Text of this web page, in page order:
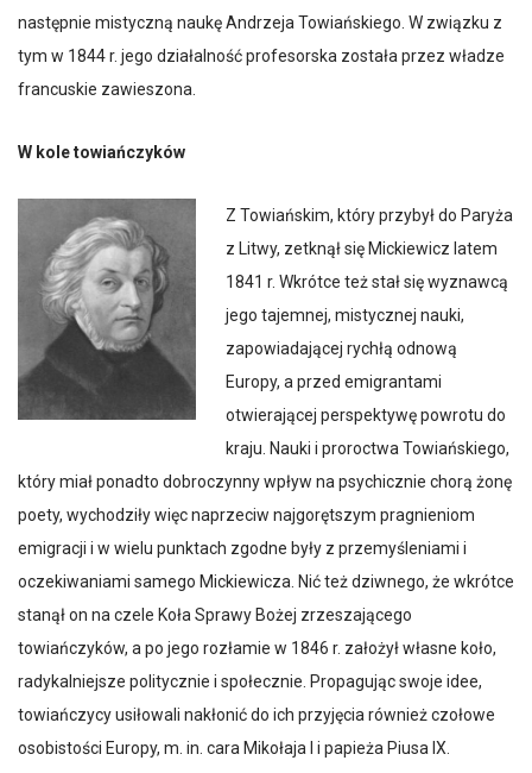
następnie mistyczną naukę Andrzeja Towiańskiego. W związku z
tym w 1844 r. jego działalność profesorska została przez władze
francuskie zawieszona.
W kole towiańczyków
Z Towiańskim, który przybył do Paryża
z Litwy, zetknął się Mickiewicz latem
1841 r. Wkrótce też stał się wyznawcą
jego tajemnej, mistycznej nauki,
zapowiadającej rychłą odnową
Europy, a przed emigrantami
otwierającej perspektywę powrotu do
kraju. Nauki i proroctwa Towiańskiego,
który miał ponadto dobroczynny wpływ na psychicznie chorą żonę
poety, wychodziły więc naprzeciw najgorętszym pragnieniom
emigracji i w wielu punktach zgodne były z przemyśleniami i
oczekiwaniami samego Mickiewicza. Nić też dziwnego, że wkrótce
stanął on na czele Koła Sprawy Bożej zrzeszającego
towiańczyków, a po jego rozłamie w 1846 r. założył własne koło,
radykalniejsze politycznie i społecznie. Propagując swoje idee,
towiańczycy usiłowali nakłonić do ich przyjęcia również czołowe
osobistości Europy, m. in. cara Mikołaja I i papieża Piusa IX.